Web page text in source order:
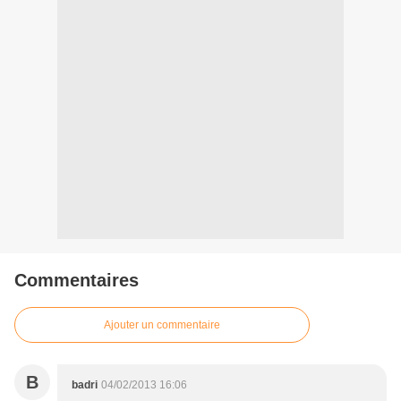
Commentaires
Ajouter un commentaire
B badri 04/02/2013 16:06